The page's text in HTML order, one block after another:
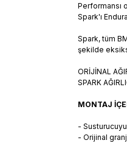
Performansı
Spark'ı
Spark, tüm
şekilde
ORİJİNAL
SPARK
MONTAJ
-
- Orijinal